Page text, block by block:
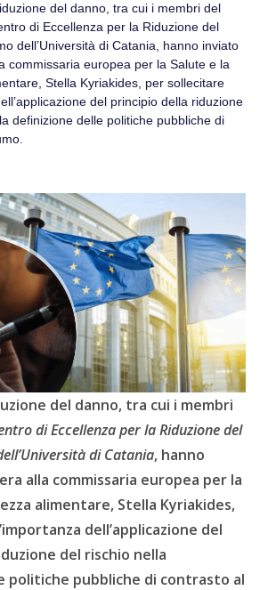
del danno, tra cui i membri del
di Eccellenza per la Riduzione del
dell’Università di Catania, hanno inviato
commissaria europea per la Salute e la
Stella Kyriakides, per sollecitare
del principio della riduzione
definizione delle politiche pubbliche di
del danno, tra cui i membri
di Eccellenza per la Riduzione del
di Catania, hanno
alla commissaria europea per la
alimentare, Stella Kyriakides,
dell’applicazione del
del rischio nella
politiche pubbliche di contrasto al